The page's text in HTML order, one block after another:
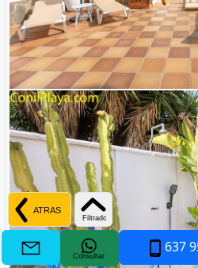
Consultar
637